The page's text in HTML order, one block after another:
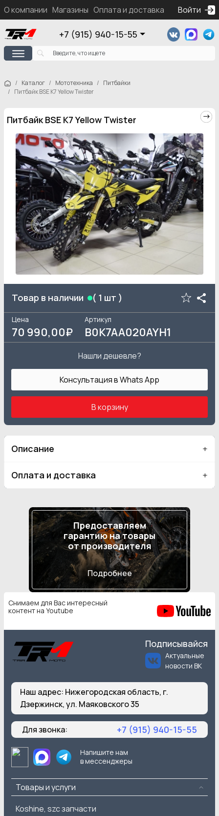
О компании Магазины Оплата и доставка Контакты
Войти
+7 (915) 940-15-55
Каталог Мототехника
Питбайки
Питбайк BSE K7 Yellow Twister
Питбайк BSE K7 Yellow Twister
Товар в наличии ( 1 шт )
Цена
70 990,00₽
Артикул
B0K7AA020AYH1
Нашли дешевле?
Консультация в Whats App
В корзину
Описание
Оплата и доставка
Предоставляем
гарантию на товары
от производителя
Подробнее
Снимаем для Вас интересный
контент на Youtube
Подписывайся
Актуальные
новости ВК
Наш адрес: Нижегородская область, г.
Дзержинск, ул. Маяковского 35
Для звонка: +7 (915) 940-15-55
Напишите нам
в мессенджеры
Товары и услуги
Koshine, szc запчасти